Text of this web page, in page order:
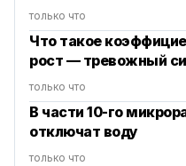
только что
Что такое
рост — тревожный
только что
В части 10-го
отключат воду
только что